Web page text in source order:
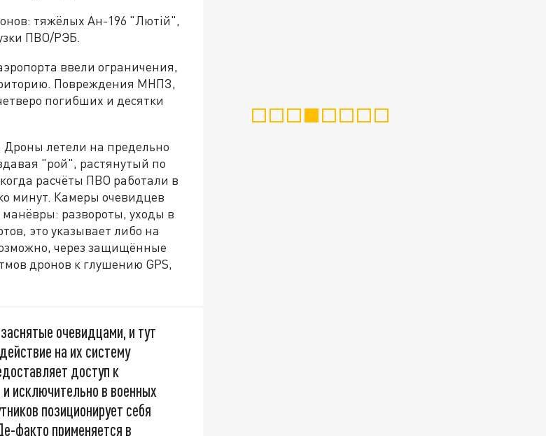
тяжёлых Ан-196 "Лютiй",
ПВО/РЭБ.
ввели ограничения,
Повреждения МНПЗ,
погибших и десятки
Дроны летели на предельно
"рой", растянутый по
расчёты ПВО работали в
минут. Камеры очевидцев
развороты, уходы в
это указывает либо на
через защищённые
дронов к глушению GPS,
очевидцами, и тут
на их систему
доступ к
исключительно в военных
позиционирует себя
факто применяется в